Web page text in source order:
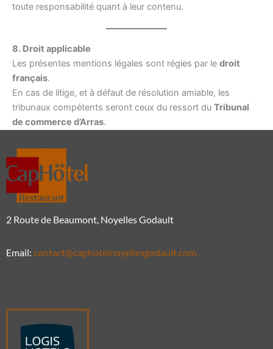
toute responsabilité quant à leur contenu.
8. Droit applicable
Les présentes mentions légales sont régies par le droit
français.
En cas de litige, et à défaut de résolution amiable, les
tribunaux compétents seront ceux du ressort du Tribunal
de commerce d’Arras.
2 Route de Beaumont, Noyelles Godault
Email: contact@caphotelnoyellesgodault.com